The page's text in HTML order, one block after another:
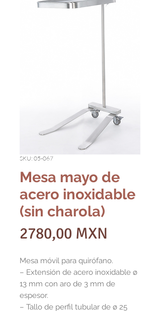
SKU: 05-067
Mesa mayo de
acero inoxidable
(sin charola)
2780,00 MXN
Mesa móvil para quirófano.
– Extensión de acero inoxidable ø
13 mm con aro de 3 mm de
espesor.
– Tallo de perfil tubular de ø 25